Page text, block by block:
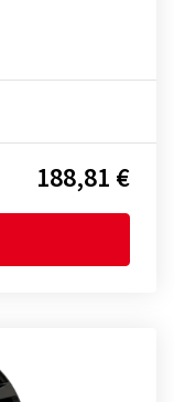
188,81 €